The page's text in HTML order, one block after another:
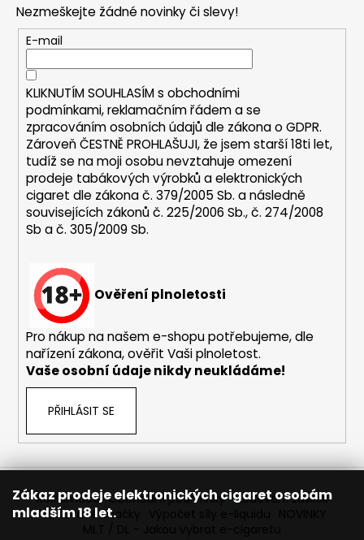
Zákaz prodeje elektronických cigaret osobám
mladším 18 let.
a
c
í
p
r
v
k
y
v
ý
p
i
Nezmeškejte žádné novinky či slevy!
E-mail
KLIKNUTÍM SOUHLASÍM s obchodními
podmínkami,reklamačním řádem a se
zpracováním osobních údajů dle zákona oGDPR.
Zároveň ČESTNĚ PROHLAŠUJI, že jsem starší 18ti let,
tudíž se na moji osobu nevztahuje omezení
prodeje tabákových výrobků a elektronických
cigaret dle zákona č. 379/2005 Sb. a následně
souvisejících zákonů č. 225/2006 Sb., č. 274/2008
Sb a č. 305/2009 Sb.
Ověření plnoletosti
Pro nákup na našem e-shopu potřebujeme, dle
nařízení zákona, ověřit Vaši plnoletost.
Vaše osobní údaje nikdy neukládáme!
PŘIHLÁSIT SE
Reklamace Obchodní podmínky Sledování zásilek
Prodávané značky